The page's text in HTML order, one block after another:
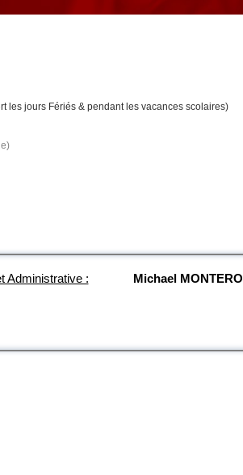
les jours Fériés & pendant les vacances scolaires)
Administrative : Michael MONTERO